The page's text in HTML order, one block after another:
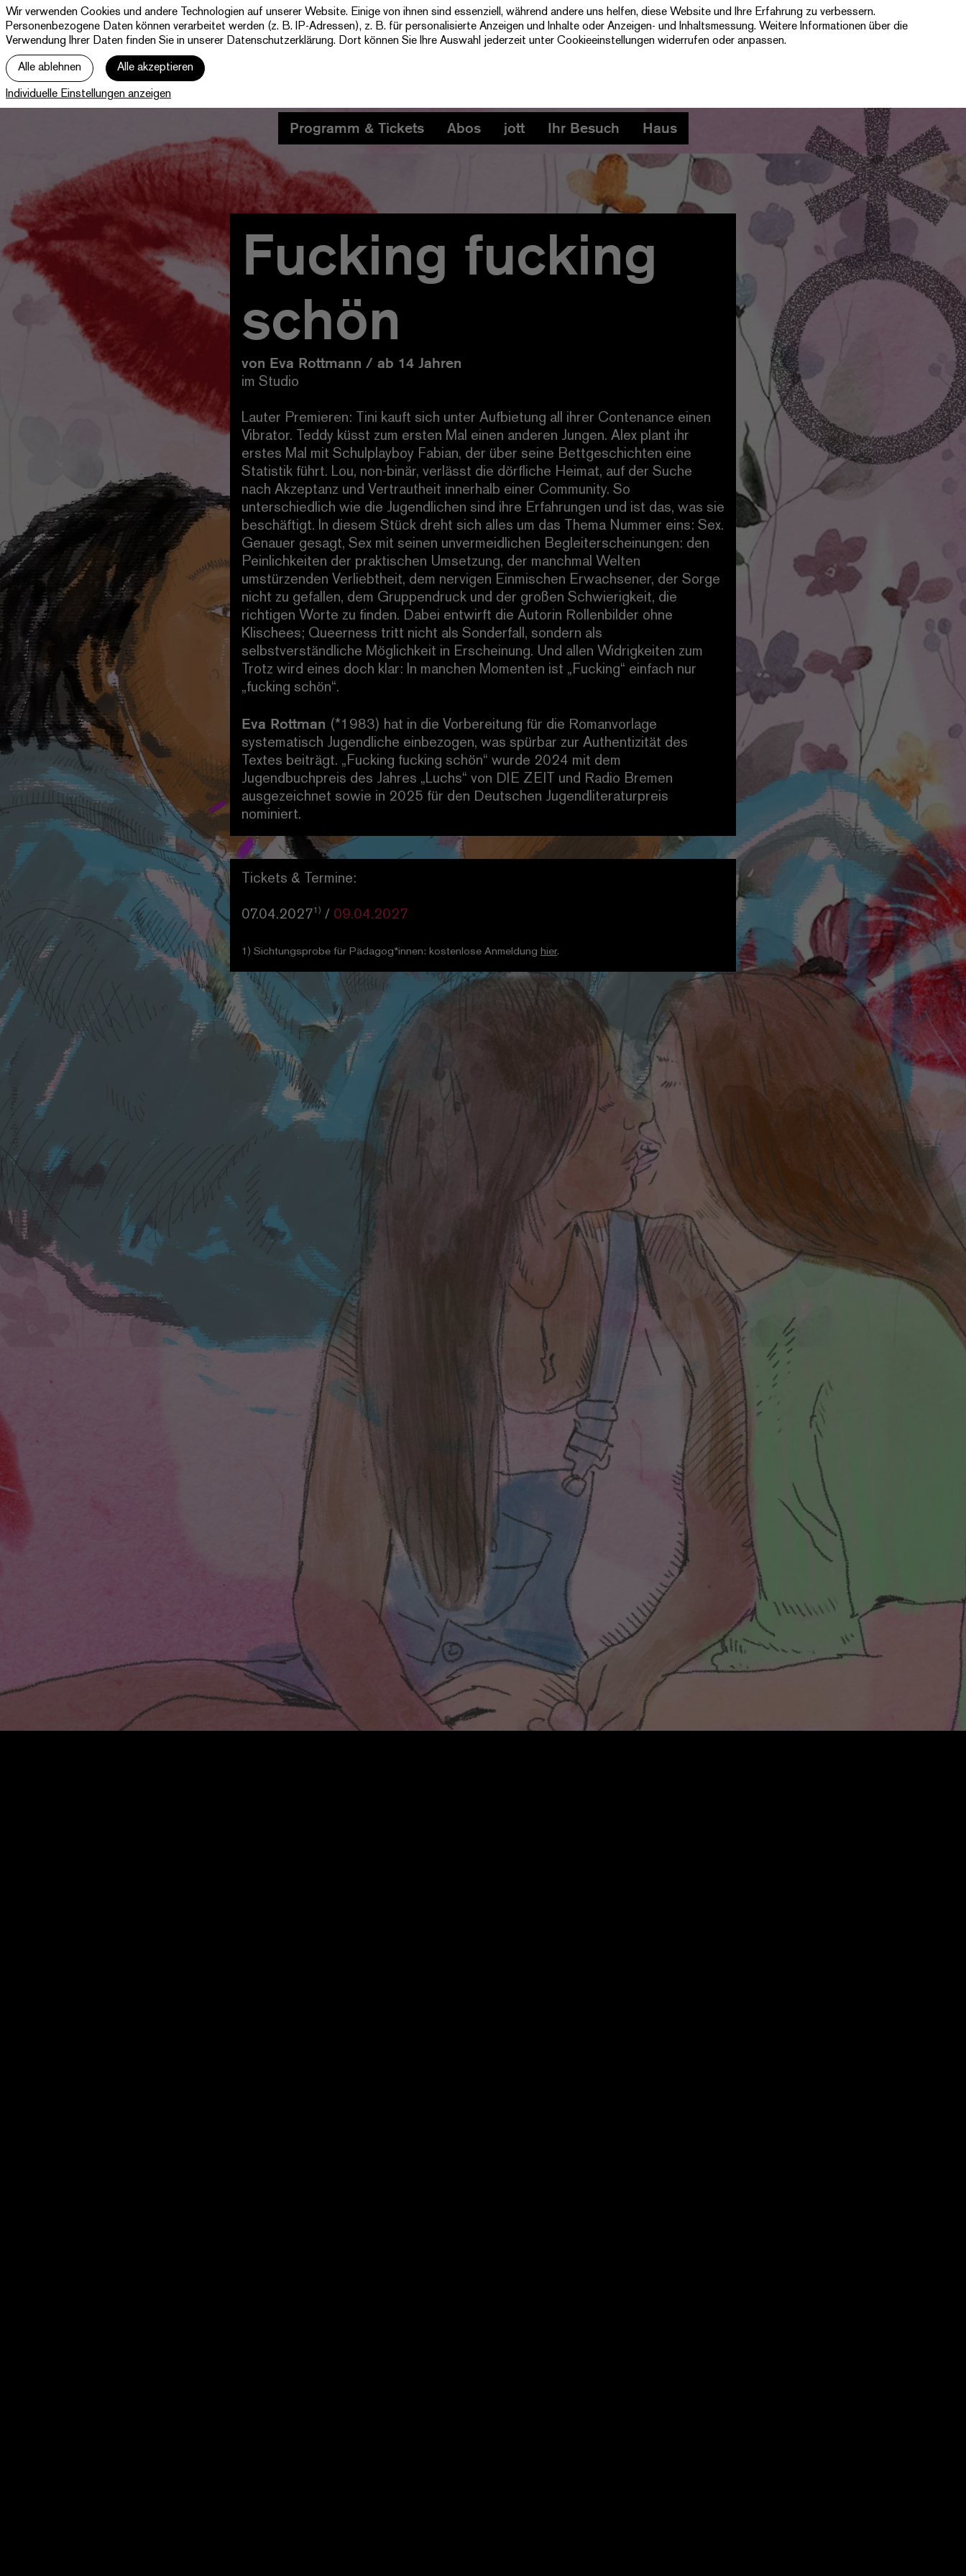
Theater Paderborn
Westfälische Kammerspiele
Ticketshop NewsletterKontakt
Programm & Tickets Abos jott Ihr Besuch Haus
Fucking fucking
schön
von Eva Rottmann / ab 14 Jahren
im Studio
Lauter Premieren: Tini kauft sich unter Aufbietung all ihrer Contenance einen
Vibrator. Teddy küsst zum ersten Mal einen anderen Jungen. Alex plant ihr
erstes Mal mit Schulplayboy Fabian, der über seine Bettgeschichten eine
Statistik führt. Lou, non-binär, verlässt die dörfliche Heimat, auf der Suche
nach Akzeptanz und Vertrautheit innerhalb einer Community. So
unterschiedlich wie die Jugendlichen sind ihre Erfahrungen und ist das, was sie
beschäftigt. In diesem Stück dreht sich alles um das Thema Nummer eins: Sex.
Genauer gesagt, Sex mit seinen unvermeidlichen Begleiterscheinungen: den
Peinlichkeiten der praktischen Umsetzung, der manchmal Welten
umstürzenden Verliebtheit, dem nervigen Einmischen Erwachsener, der Sorge
nicht zu gefallen, dem Gruppendruck und der großen Schwierigkeit, die
richtigen Worte zu finden. Dabei entwirft die Autorin Rollenbilder ohne
Klischees; Queerness tritt nicht als Sonderfall, sondern als
selbstverständliche Möglichkeit in Erscheinung. Und allen Widrigkeiten zum
Trotz wird eines doch klar: In manchen Momenten ist „Fucking“ einfach nur
„fucking schön“.
Eva Rottman (*1983) hat in die Vorbereitung für die Romanvorlage
systematisch Jugendliche einbezogen, was spürbar zur Authentizität des
Textes beiträgt. „Fucking fucking schön“ wurde 2024 mit dem
Jugendbuchpreis des Jahres „Luchs“ von DIE ZEIT und Radio Bremen
ausgezeichnet sowie in 2025 für den Deutschen Jugendliteraturpreis
nominiert.
Tickets & Termine:
07.04.20271) / 09.04.2027
1) Sichtungsprobe für Pädagog*innen: kostenlose Anmeldung hier.
Wir verwenden Cookies und andere Technologien auf unserer Website. Einige von ihnen sind essenziell, während andere uns helfen, diese Website und Ihre Erfahrung zu verbessern.
Personenbezogene Daten können verarbeitet werden (z. B. IP-Adressen), z. B. für personalisierte Anzeigen und Inhalte oder Anzeigen- und Inhaltsmessung. Weitere Informationen über die
Verwendung Ihrer Daten finden Sie in unserer Datenschutzerklärung. Dort können Sie Ihre Auswahl jederzeit unter Cookieeinstellungen widerrufen oder anpassen.
Alle ablehnen Alle akzeptieren
Individuelle Einstellungen anzeigen